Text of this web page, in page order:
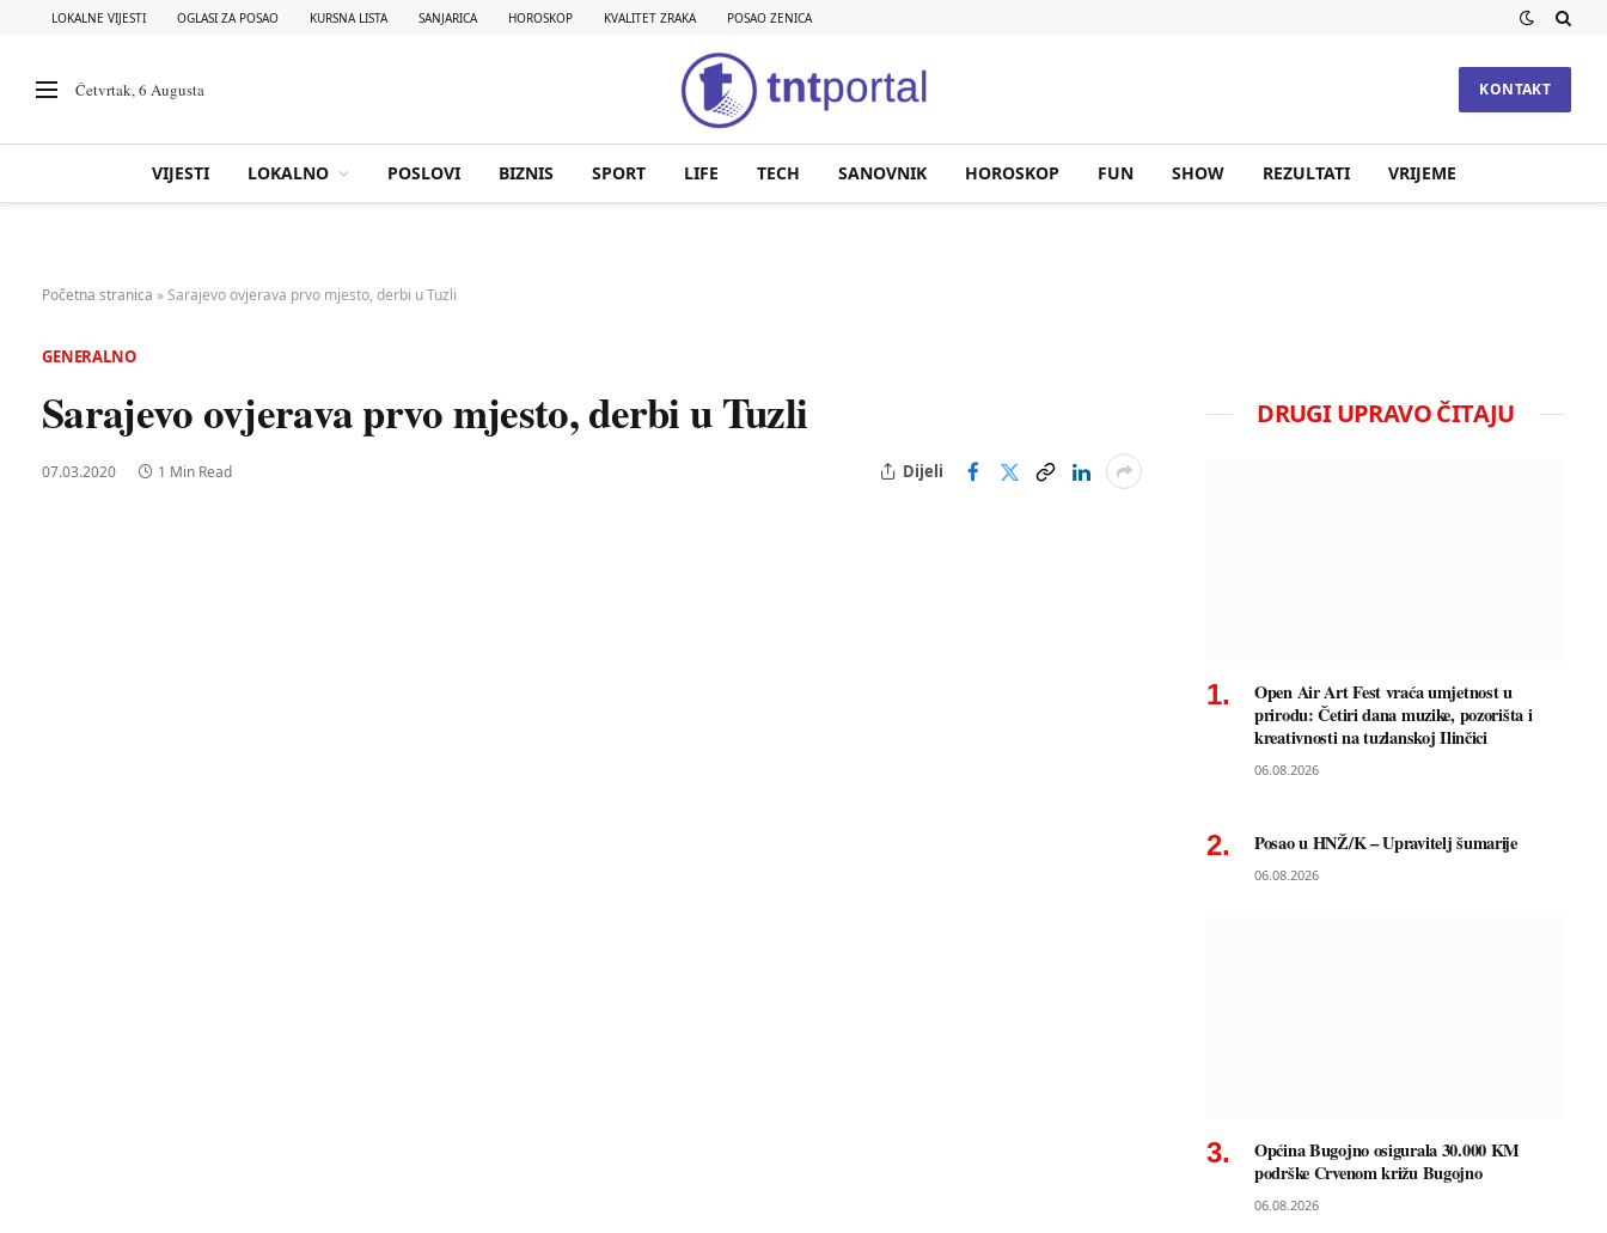
LOKALNE VIJESTI OGLASI ZA POSAO KURSNA LISTA SANJARICA HOROSKOP KVALITET ZRAKA POSAO ZENICA
Četvrtak, 6 Augusta KONTAKT
VIJESTI LOKALNO POSLOVI BIZNIS SPORT LIFE TECH SANOVNIK HOROSKOP FUN SHOW REZULTATI VRIJEME
Početna stranica »Sarajevo ovjerava prvo mjesto, derbi u Tuzli
GENERALNO
Sarajevo ovjerava prvo mjesto, derbi u Tuzli
07.03.2020 1 Min Read Dijeli
DRUGI UPRAVO ČITAJU
Open Air Art Fest vraća umjetnost u
prirodu: Četiri dana muzike, pozorišta i
kreativnosti na tuzlanskoj Ilinčici
06.08.2026
Posao u HNŽ/K – Upravitelj šumarije
06.08.2026
Općina Bugojno osigurala 30.000 KM
podrške Crvenom križu Bugojno
06.08.2026